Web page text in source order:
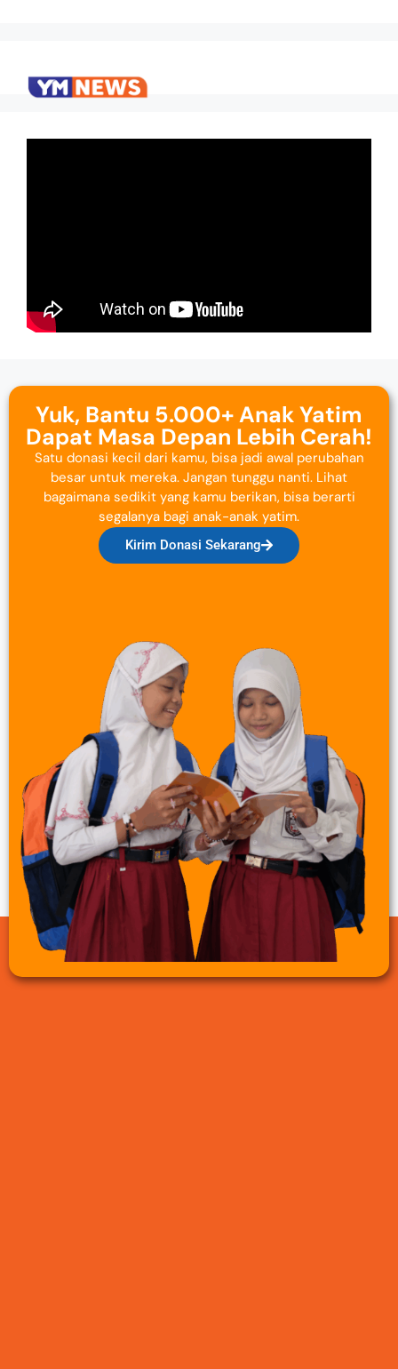
Yuk, Bantu 5.000+ Anak Yatim
Dapat Masa Depan Lebih Cerah!
Satu donasi kecil dari kamu, bisa jadi awal perubahan
besar untuk mereka. Jangan tunggu nanti. Lihat
bagaimana sedikit yang kamu berikan, bisa berarti
segalanya bagi anak-anak yatim.
Kirim Donasi Sekarang